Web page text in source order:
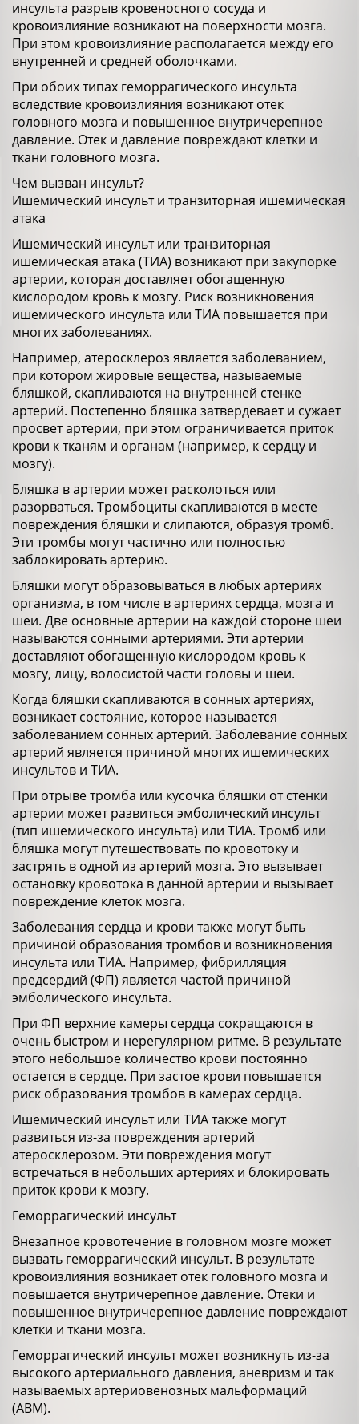
инсульта разрыв кровеносного сосуда и
кровоизлияние возникают на поверхности мозга.
При этом кровоизлияние располагается между его
внутренней и средней оболочками.
При обоих типах геморрагического инсульта
вследствие кровоизлияния возникают отек
головного мозга и повышенное внутричерепное
давление. Отек и давление повреждают клетки и
ткани головного мозга.
Чем вызван инсульт?
Ишемический инсульт и транзиторная ишемическая
атака
Ишемический инсульт или транзиторная
ишемическая атака (ТИА) возникают при закупорке
артерии, которая доставляет обогащенную
кислородом кровь к мозгу. Риск возникновения
ишемического инсульта или ТИА повышается при
многих заболеваниях.
Например, атеросклероз является заболеванием,
при котором жировые вещества, называемые
бляшкой, скапливаются на внутренней стенке
артерий. Постепенно бляшка затвердевает и сужает
просвет артерии, при этом ограничивается приток
крови к тканям и органам (например, к сердцу и
мозгу).
Бляшка в артерии может расколоться или
разорваться. Тромбоциты скапливаются в месте
повреждения бляшки и слипаются, образуя тромб.
Эти тромбы могут частично или полностью
заблокировать артерию.
Бляшки могут образовываться в любых артериях
организма, в том числе в артериях сердца, мозга и
шеи. Две основные артерии на каждой стороне шеи
называются сонными артериями. Эти артерии
доставляют обогащенную кислородом кровь к
мозгу, лицу, волосистой части головы и шеи.
Когда бляшки скапливаются в сонных артериях,
возникает состояние, которое называется
заболеванием сонных артерий. Заболевание сонных
артерий является причиной многих ишемических
инсультов и ТИА.
При отрыве тромба или кусочка бляшки от стенки
артерии может развиться эмболический инсульт
(тип ишемического инсульта) или ТИА. Тромб или
бляшка могут путешествовать по кровотоку и
застрять в одной из артерий мозга. Это вызывает
остановку кровотока в данной артерии и вызывает
повреждение клеток мозга.
Заболевания сердца и крови также могут быть
причиной образования тромбов и возникновения
инсульта или ТИА. Например, фибрилляция
предсердий (ФП) является частой причиной
эмболического инсульта.
При ФП верхние камеры сердца сокращаются в
очень быстром и нерегулярном ритме. В результате
этого небольшое количество крови постоянно
остается в сердце. При застое крови повышается
риск образования тромбов в камерах сердца.
Ишемический инсульт или ТИА также могут
развиться из-за повреждения артерий
атеросклерозом. Эти повреждения могут
встречаться в небольших артериях и блокировать
приток крови к мозгу.
Геморрагический инсульт
Внезапное кровотечение в головном мозге может
вызвать геморрагический инсульт. В результате
кровоизлияния возникает отек головного мозга и
повышается внутричерепное давление. Отеки и
повышенное внутричерепное давление повреждают
клетки и ткани мозга.
Геморрагический инсульт может возникнуть из-за
высокого артериального давления, аневризм и так
называемых артериовенозных мальформаций
(АВМ).